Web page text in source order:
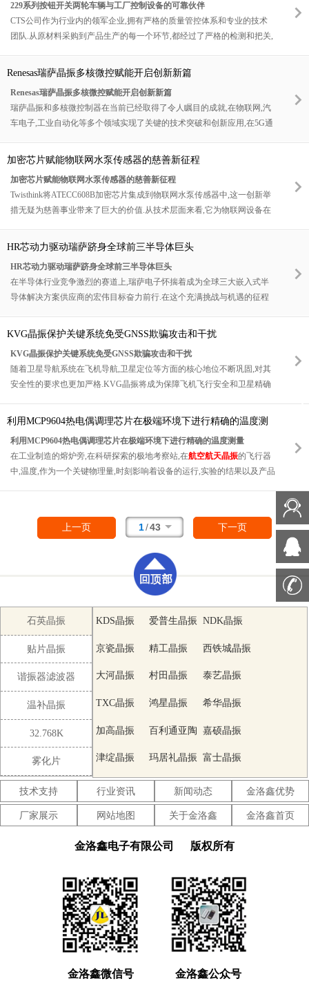
并采用这一创新产品,共同推动高声压级应用领域的发展与进步.
229系列按钮开关两轮车辆与工厂控制设备的可靠伙伴
CTS公司作为行业内的领军企业,拥有严格的质量管控体系和专业的技术
团队.从原材料采购到产品生产的每一个环节,都经过了严格的检测和把关,
供完善的售后服务,无论您在使用过程中遇到任何问题,都能及时得到专业
Renesas瑞萨晶振多核微控赋能开启创新新篇
Renesas瑞萨晶振多核微控赋能开启创新新篇
瑞萨晶振和多核微控制器在当前已经取得了令人瞩目的成就,在物联网,汽
车电子,工业自动化等多个领域实现了关键的技术突破和创新应用,在5G通
智能医疗设备中,通过实时分析患者的生理数据,实现疾病的早期诊断和预
全性和效率.为行业的发展带来了新的变革和机遇.
加密芯片赋能物联网水泵传感器的慈善新征程
加密芯片赋能物联网水泵传感器的慈善新征程
Twisthink将ATECC608B加密芯片集成到物联网水泵传感器中,这一创新举
措无疑为慈善事业带来了巨大的价值.从技术层面来看,它为物联网设备在
患,让慈善组织和受助者能够更加放心地依赖这些技术设备.在实际应用中,
更大的作用,为更多需要帮助的人提供了切实的支持.
HR芯动力驱动瑞萨跻身全球前三半导体巨头
HR芯动力驱动瑞萨跻身全球前三半导体巨头
在半导体行业竞争激烈的赛道上,瑞萨电子怀揣着成为全球三大嵌入式半
导体解决方案供应商的宏伟目标奋力前行.在这个充满挑战与机遇的征程
化的组织架构,从多元文化的融合到数据驱动的决策,人力资源在瑞萨的发
培养与发展以及以激励保留人才的策略,瑞萨成功地充实了自己的人才队
伍,稳固了人才团队,为技术创新和业务发展提供了坚实的人才保障.
KVG晶振保护关键系统免受GNSS欺骗攻击和干扰
KVG晶振保护关键系统免受GNSS欺骗攻击和干扰
随着卫星导航系统在飞机导航,卫星定位等方面的核心地位不断巩固,对其
安全性的要求也更加严格.KVG晶振将成为保障飞机飞行安全和卫星精确
高精度,高稳定性的时钟信号,KVG晶振能够在复杂的电磁环境中,为飞机的
GNSS信号异常而偏离航线,保障航空安全.在卫星领域,KVG晶振能够帮助
卫星实现更精确的轨道控制和时间同步,提高卫星通信和数据传输的准确
性,为太空探索和地球观测等任务提供有力保障.
利用MCP9604热电偶调理芯片在极端环境下进行精确的温度测
量
利用MCP9604热电偶调理芯片在极端环境下进行精确的温度测量
在工业制造的熔炉旁,在科研探索的极地考察站,在航空航天晶振的飞行器
中,温度,作为一个关键物理量,时刻影响着设备的运行,实验的结果以及产品
中,反应温度的精确控制直接关系到产品的纯度和性能,在航空发动机的研
发测试里,高温部件的温度监测对于保障飞行安全至关重要,在生物医学研
的温度测量方法和传感器在这些极端环境下往往难以胜任,不是精度大打
折扣,就是无法正常工作,甚至面临损坏的风险.而MCP9604热电偶调理芯片
的出现,就像是为解决这些难题提供了一把新的钥匙,有望开启极端环境温
度精确测量的新局面.
上一页 1/43 下一页
石英晶振
贴片晶振
谐振器滤波器
温补晶振
32.768K
雾化片
KDS晶振 爱普生晶振 NDK晶振
京瓷晶振 精工晶振 西铁城晶振
大河晶振 村田晶振 泰艺晶振
TXC晶振 鸿星晶振 希华晶振
加高晶振 百利通亚陶
晶振
嘉硕晶振
津绽晶振 玛居礼晶振 富士晶振
SMI晶振 Lihom晶振 SHINSUNG
晶振
NAKA晶振 AKER晶振 NKG晶振
NJR晶振 Sunny晶振 CTS晶振
德晶振
高利奇晶振 Jauch晶振 AbraconCrystal
晶振
维管晶振 ECScrystal 日蚀晶振
拉隆晶振 格林雷晶振 SiTimeCrystal
晶振
IDTcrystal PletronicsCrystalStatekCrystal
技术支持 行业资讯 新闻动态 金洛鑫优势
厂家展示 网站地图 关于金洛鑫 金洛鑫首页
金洛鑫电子有限公司 版权所有
金洛鑫微信号 金洛鑫公众号